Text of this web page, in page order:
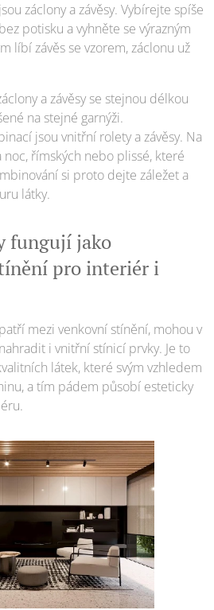
záclony a závěsy. Vybírejte spíše
potisku a vyhněte se výrazným
líbí závěs se vzorem, záclonu už
a závěsy se stejnou délkou
na stejné garnýži.
jsou vnitřní rolety a závěsy. Na
římských nebo plissé, které
si proto dejte záležet a
látky.
fungují jako
pro interiér i
mezi venkovní stínění, mohou v
i vnitřní stínicí prvky. Je to
látek, které svým vzhledem
a tím pádem působí esteticky